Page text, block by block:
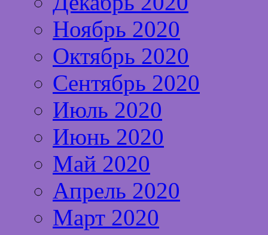
Ноябрь 2020
Октябрь 2020
Сентябрь 2020
Июль 2020
Июнь 2020
Май 2020
Апрель 2020
Март 2020